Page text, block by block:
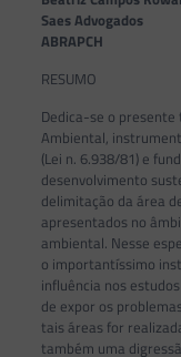
Saes Advogados
ABRAPCH
RESUMO
Dedica-se o
Ambiental,
(Lei n. 6.938/81) e
desenvolvimento
delimitação da área
apresentados no
ambiental. Nesse
o importantíssimo
influência nos
de expor os
tais áreas for
também uma